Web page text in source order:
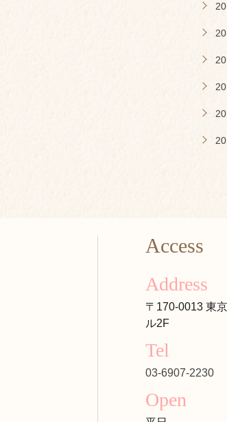
Access
Address
〒170-0013 東
ル2F
Tel
03-6907-2230
Open